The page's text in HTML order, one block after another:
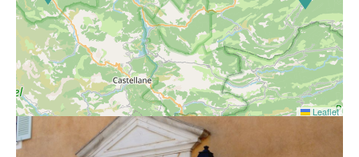
Ostéopathie cranio sacrée. Adultes , enfants .
Leaflet